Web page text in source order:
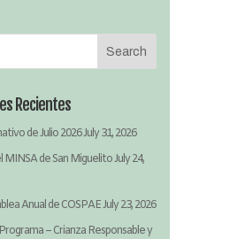
Recientes
de Julio 2026July 31, 2026
MINSA de San MiguelitoJuly 24,
Anual de COSPAEJuly 23, 2026
– Crianza Responsable y